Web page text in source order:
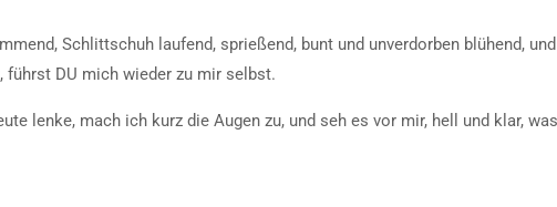
Schlittschuh laufend, sprießend, bunt und unverdorben blühend,
DU mich wieder zu mir selbst.
lenke, mach ich kurz die Augen zu, und seh es vor mir, hell und klar,